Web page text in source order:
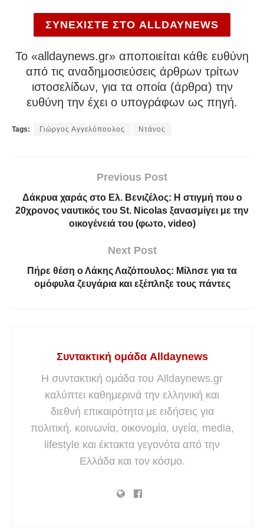
ΣΥΝΕΧΙΣΤΕ ΣΤΟ ALLDAYNEWS
To «alldaynews.gr» αποποιείται κάθε ευθύνη
από τις αναδημοσιεύσεις άρθρων τρίτων
ιστοσελίδων, για τα οποία (άρθρα) την
ευθύνη την έχει ο υπογράφων ως πηγή.
Tags: Γιώργος Αγγελόπουλος Ντάνος
Previous Post
Δάκρυα χαράς στο Ελ. Βενιζέλος: Η στιγμή που ο
20χρονος ναυτικός του St. Nicolas ξανασμίγει με την
οικογένειά του (φωτο, video)
Next Post
Πήρε θέση ο Λάκης Λαζόπουλος: Μίλnσε για τα
ομόφυλα ζευγάρια και εξέπλnξε τους πάντες
Συντακτική ομάδα Alldaynews
Η συντακτική ομάδα του Alldaynews.gr
καλύπτει καθημερινά την ελληνική και
διεθνή επικαιρότητα με ειδήσεις για
πολιτική, κοινωνία, οικονομία, υγεία, media,
lifestyle και έκτακτα γεγονότα από την
Ελλάδα και τον κόσμο.